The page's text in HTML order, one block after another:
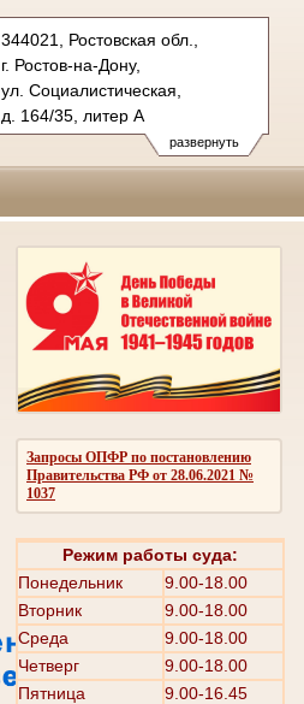
развернуть
344021, Ростовская обл.,
г. Ростов-на-Дону,
ул. Социалистическая,
д. 164/35, литер А
Тел.: (863) 218-63-10, 255-57-
36, 263-71-02 (ф.)
схема проезда
Запросы ОПФР по постановлению
Правительства РФ от 28.06.2021 №
1037
Режим работы суда:
Понедельник
9.00-18.00
Вторник
9.00-18.00
Среда
9.00-18.00
Четверг
9.00-18.00
Пятница
9.00-16.45